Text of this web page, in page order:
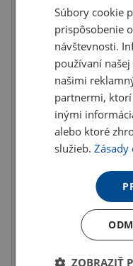
od
100
ks
0.81 €
(-15.00%)
od
400 ks
0.67 €
(-30.00%)
U partnera 21077 ks
Súbory cookie
prispôsobenie
návštevnosti.
používaní
našimi
partnermi,
inými
alebo ktoré
služieb.
ZOBRAZIŤ